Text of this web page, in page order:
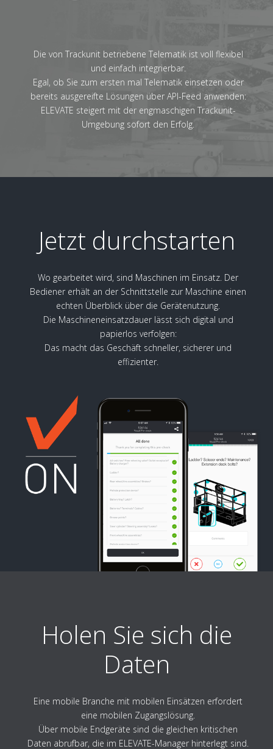
Die von Trackunit betriebene Telematik ist voll flexibel
und einfach integrierbar.
Egal, ob Sie zum ersten mal Telematik einsetzen oder
bereits ausgereifte Lösungen über API-Feed anwenden:
ELEVATE steigert mit der engmaschigen Trackunit-
Umgebung sofort den Erfolg.
Jetzt durchstarten
Wo gearbeitet wird, sind Maschinen im Einsatz. Der
Bediener erhält an der Schnittstelle zur Maschine einen
echten Überblick über die Gerätenutzung.
Die Maschineneinsatzdauer lässt sich digital und
papierlos verfolgen:
Das macht das Geschäft schneller, sicherer und
effizienter.
Holen Sie sich die
Daten
Eine mobile Branche mit mobilen Einsätzen erfordert
eine mobilen Zugangslösung.
Über mobile Endgeräte sind die gleichen kritischen
Daten abrufbar, die im ELEVATE-Manager hinterlegt sind.